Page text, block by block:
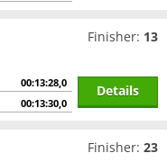
00:13:28,0
00:13:30,0
Finisher: 13
Details
Finisher: 23